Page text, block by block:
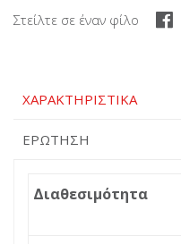
Στείλτε σε έναν φίλο
ΧΑΡΑΚΤΗΡΙΣΤΙΚΆ
ΕΡΏΤΗΣΗ
Διαθεσιμότητα